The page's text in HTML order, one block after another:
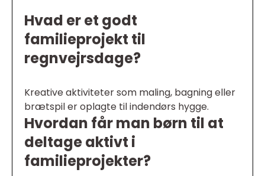
Hvad er et godt
familieprojekt til
regnvejrsdage?
Kreative aktiviteter som maling, bagning eller
brætspil er oplagte til indendørs hygge.
Hvordan får man børn til at
deltage aktivt i
familieprojekter?